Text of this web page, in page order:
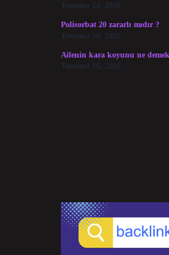
Temmuz 24, 2026
Polisorbat 20 zararlı mıdır ?
Temmuz 18, 2026
Ailenin kara koyunu ne
Temmuz 16, 2026